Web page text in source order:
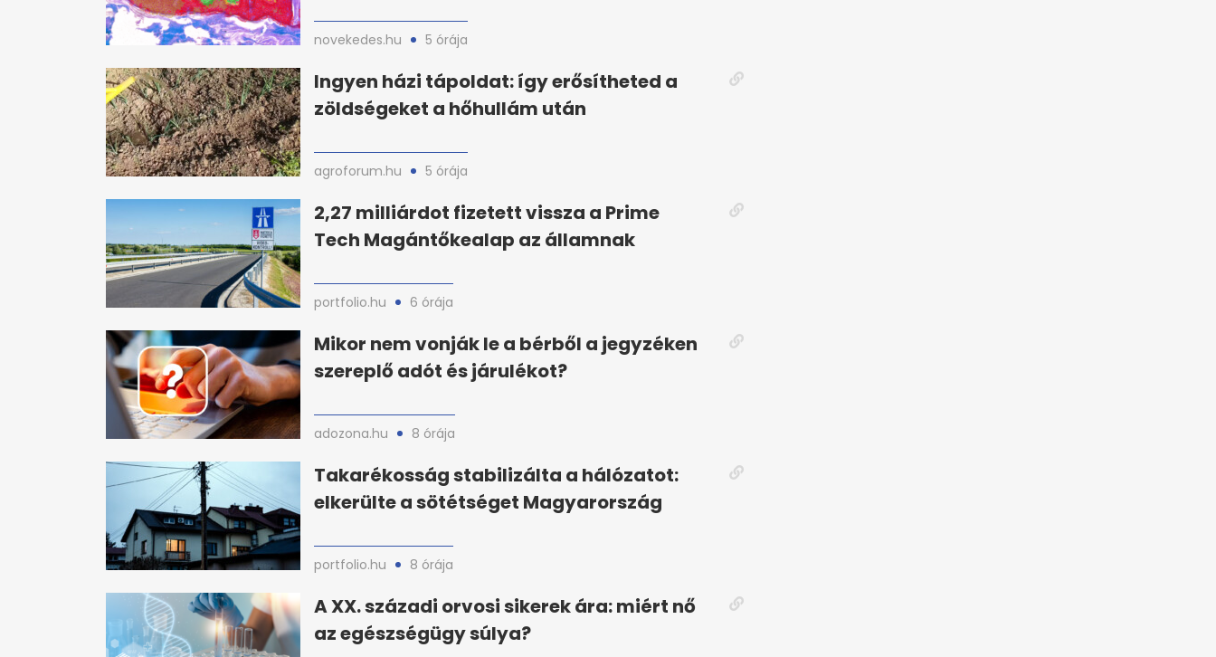
novekedes.hu 5 órája
Ingyen házi tápoldat: így erősítheted a
zöldségeket a hőhullám után
agroforum.hu 5 órája
2,27 milliárdot fizetett vissza a Prime
Tech Magántőkealap az államnak
portfolio.hu 6 órája
Mikor nem vonják le a bérből a jegyzéken
szereplő adót és járulékot?
adozona.hu 8 órája
Takarékosság stabilizálta a hálózatot:
elkerülte a sötétséget Magyarország
portfolio.hu 8 órája
A XX. századi orvosi sikerek ára: miért nő
az egészségügy súlya?